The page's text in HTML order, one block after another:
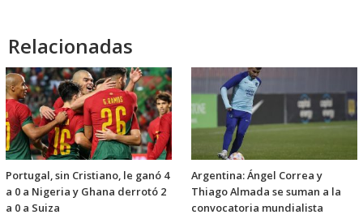
Relacionadas
Portugal, sin Cristiano, le ganó 4
a 0 a Nigeria y Ghana derrotó 2
a 0 a Suiza
Argentina: Ángel Correa y
Thiago Almada se suman a la
convocatoria mundialista